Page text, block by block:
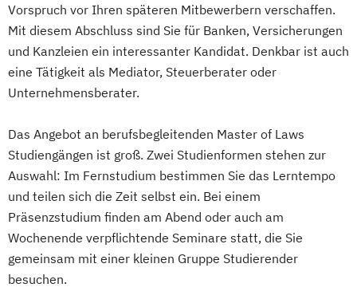
Gegenwartsgesellschaft
Volkswirtschaft Wirtschaftsinformatik
Wirtschaftspsychologie
Wirtschaftswissenschaft
Wirtschaftswissenschaft Studienrichtung
Wirtschaftswissenschaft Studienrichtung
Finanzwirtschaft und Bewertung
Wirtschaftswissenschaft Studienrichtung
Rechnungslegung
Steuern und Wirtschaftsprüfung
Wirtschaftswissenschaft Studienrichtung
Risikomanagement
Vorspruch vor Ihren späteren Mitbewerbern verschaffen.
Mit diesem Abschluss sind Sie für Banken, Versicherungen
und Kanzleien ein interessanter Kandidat. Denkbar ist auch
eine Tätigkeit als Mediator, Steuerberater oder
Unternehmensberater.
Das Angebot an berufsbegleitenden Master of Laws
Studiengängen ist groß. Zwei Studienformen stehen zur
Auswahl: Im Fernstudium bestimmen Sie das Lerntempo
und teilen sich die Zeit selbst ein. Bei einem
Präsenzstudium finden am Abend oder auch am
Wochenende verpflichtende Seminare statt, die Sie
gemeinsam mit einer kleinen Gruppe Studierender
besuchen.